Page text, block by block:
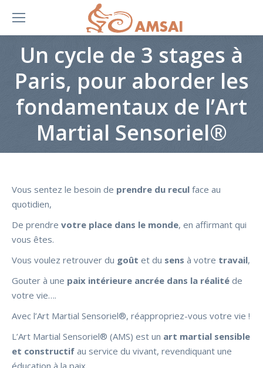
Un cycle de 3 stages à
Paris, pour aborder les
fondamentaux de l’Art
Martial Sensoriel®
Vous sentez le besoin de prendre du recul face au
quotidien,
De prendre votre place dans le monde, en affirmant qui
vous êtes.
Vous voulez retrouver du goût et du sens à votre travail,
Gouter à une paix intérieure ancrée dans la réalité de
votre vie….
Avec l’Art Martial Sensoriel®, réappropriez-vous votre vie !
L’Art Martial Sensoriel® (AMS) est un art martial sensible
et constructif au service du vivant, revendiquant une
éducation à la paix.